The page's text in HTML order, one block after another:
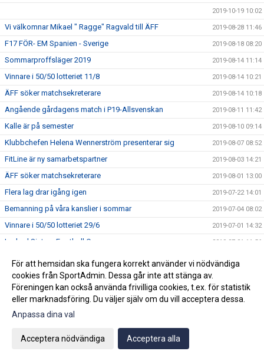
2019-10-19 10:02
Vi välkomnar Mikael " Ragge" Ragvald till ÄFF 2019-08-28 11:46
F17 FÖR- EM Spanien - Sverige 2019-08-18 08:20
Sommarproffsläger 2019 2019-08-14 11:14
Vinnare i 50/50 lotteriet 11/8 2019-08-14 10:21
ÄFF söker matchsekreterare 2019-08-14 10:18
Angående gårdagens match i P19-Allsvenskan 2019-08-11 11:42
Kalle är på semester 2019-08-10 09:14
Klubbchefen Helena Wennerström presenterar sig 2019-08-07 08:52
FitLine är ny samarbetspartner 2019-08-03 14:21
ÄFF söker matchsekreterare 2019-08-01 13:00
Flera lag drar igång igen 2019-07-22 14:01
Bemanning på våra kanslier i sommar 2019-07-04 08:02
Vinnare i 50/50 lotteriet 29/6 2019-07-01 14:32
Lyckad Sisters Football Cup 2019-07-01 11:56
Ladda ner Min Fotboll-appen 2019-06-22 12:00
Dan Norberg har gått STAC-utbildning
Glad midsommar! 2019-06-20 10:34
Spelschemat i Sisters Football Cup är klart
För att hemsidan ska fungera korrekt använder vi nödvändiga
cookies från SportAdmin. Dessa går inte att stänga av.
Föreningen kan också använda frivilliga cookies, t.ex. för statistik
eller marknadsföring. Du väljer själv om du vill acceptera dessa.
Anpassa dina val
Acceptera nödvändiga Acceptera alla